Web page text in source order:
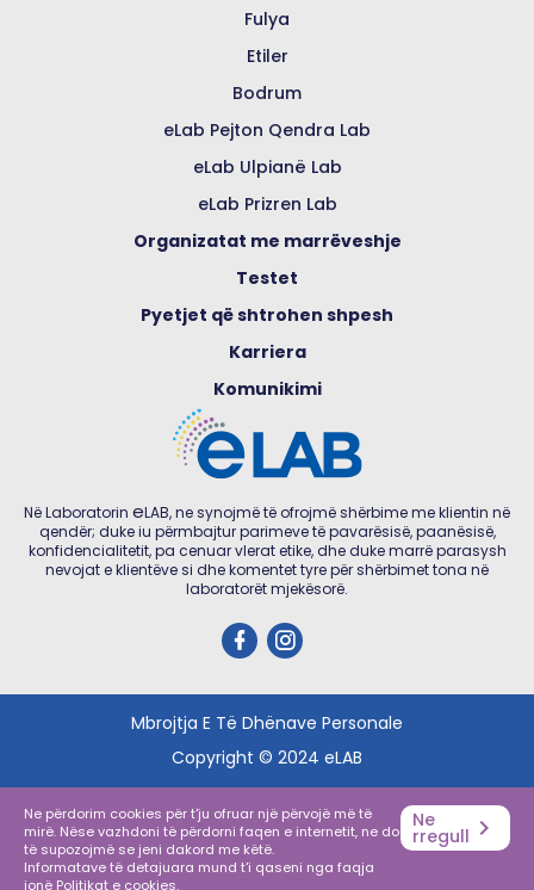
Në Laboratorin eLAB, ne synojmë të ofrojmë shërbime me klientin në
qendër; duke iu përmbajtur parimeve të pavarësisë, paanësisë,
konfidencialitetit, pa cenuar vlerat etike, dhe duke marrë parasysh
nevojat e klientëve si dhe komentet tyre për shërbimet tona në
laboratorët mjekësorë.
Fulya
Etiler
Bodrum
eLab Pejton Qendra Lab
eLab Ulpianë Lab
eLab Prizren Lab
Organizatat me marrëveshje
Testet
Pyetjet që shtrohen shpesh
Karriera
Komunikimi
Copyright © 2024 eLAB
Mbrojtja E Të Dhënave Personale
Ne përdorim cookies për t'ju ofruar një përvojë më të
mirë. Nëse vazhdoni të përdorni faqen e internetit, ne do
të supozojmë se jeni dakord me këtë.
Informatave të detajuara mund t'i qaseni nga faqja
jonë Politikat e cookies.
Ne
rregull